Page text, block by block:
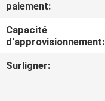
NOUS
NOUVELLES
paiement:
Capacité
d'approvisionnement:
Surligner: